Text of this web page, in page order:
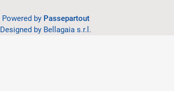
Powered by Passepartout
Designed by Bellagaia s.r.l.